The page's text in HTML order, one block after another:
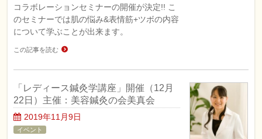
コラボレーションセミナーの開催が決定!! こ
のセミナーでは肌の悩み&表情筋+ツボの内容
について学ぶことが出来ます。
この記事を読む
「レディース鍼灸学講座」開催（12月
22日）主催：美容鍼灸の会美真会
2019年11月9日
イベント